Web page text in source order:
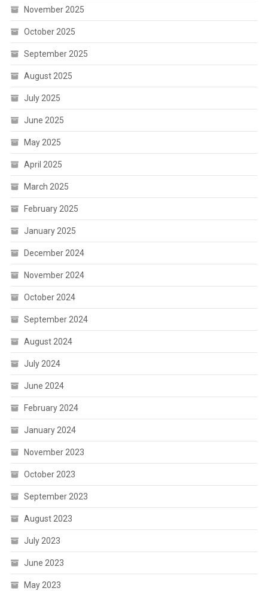
November 2025
October 2025
September 2025
August 2025
July 2025
June 2025
May 2025
April 2025
March 2025
February 2025
January 2025
December 2024
November 2024
October 2024
September 2024
August 2024
July 2024
June 2024
February 2024
January 2024
November 2023
October 2023
September 2023
August 2023
July 2023
June 2023
May 2023